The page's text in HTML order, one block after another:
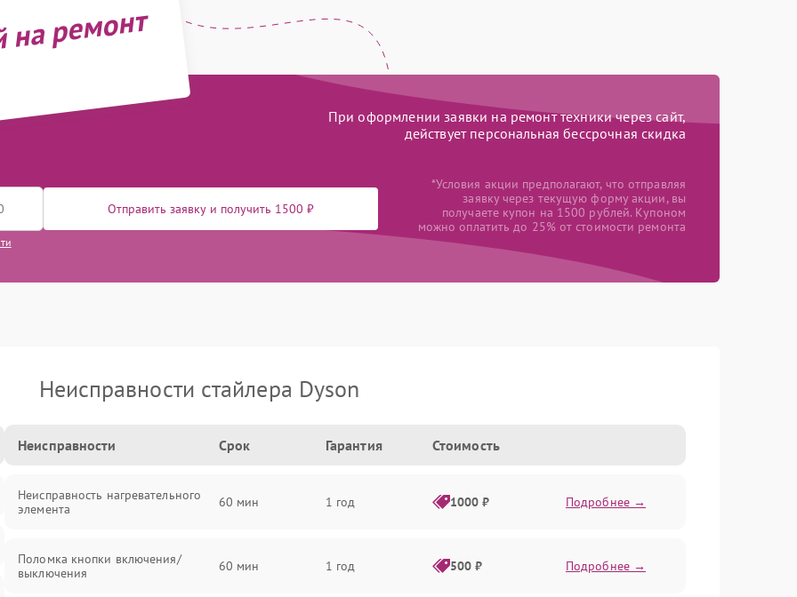
ремонт
При оформлении заявки на ремонт техники через сайт,
действует персональная бессрочная скидка
Отправить заявку и получить 1500 ₽
*Условия акции предполагают, что отправляя
заявку через текущую форму акции, вы
получаете купон на 1500 рублей. Купоном
можно оплатить до 25% от стоимости ремонта
Неисправности стайлера Dyson
Неисправности Срок Гарантия Стоимость
Неисправность нагревательного
элемента
60 мин 1 год 1000 ₽ Подробнее →
Поломка кнопки включения/
выключения
60 мин 1 год 500 ₽ Подробнее →